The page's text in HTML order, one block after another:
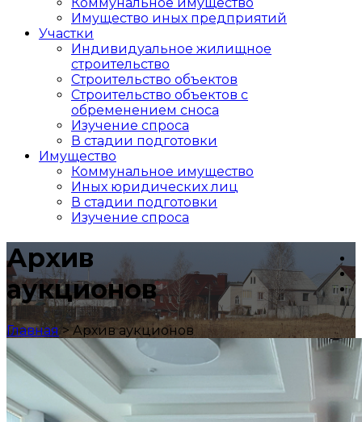
Имущество иных предприятий
Участки
Индивидуальное жилищное
строительство
Строительство объектов
Cтроительство объектов с
обременением сноса
Изучение спроса
В стадии подготовки
Имущество
Коммунальное имущество
Иных юридических лиц
В стадии подготовки
Изучение спроса
Архив
аукционов
Главная >Архив аукционов